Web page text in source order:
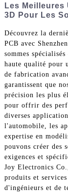
Les Meilleures
3D Pour Les
Découvrez la
PCB avec
sommes
haute qualité pour
de fabrication
garantissent que
précision les plus
pour offrir des
diverses
l'automobile, les
expertise en
pouvons créer des
exigences et
Joy Electronics
produits et
d'ingénieurs et de